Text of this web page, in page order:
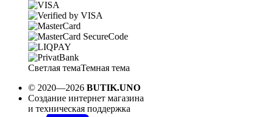
Светлая темаТемная тема
© 2020—2026 BUTIK.UNO
Создание интернет магазина
и техническая поддержка